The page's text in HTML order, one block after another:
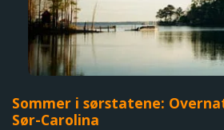
Sommer i sørstatene:
Sør-Carolina